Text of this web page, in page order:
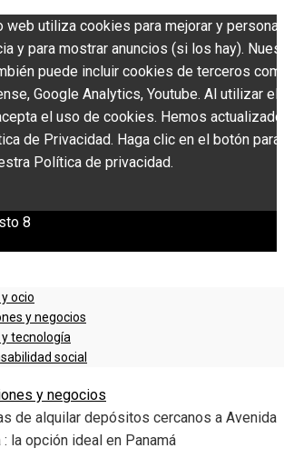
web utiliza cookies para mejorar y
y para mostrar anuncios (si los hay).
puede incluir cookies de terceros
Google Analytics, Youtube. Al utilizar
el uso de cookies. Hemos actualizado
de Privacidad. Haga clic en el botón para
Política de privacidad.
8
ocio
y negocios
tecnología
social
y negocios
de alquilar depósitos cercanos a Avenida
: la opción ideal en Panamá